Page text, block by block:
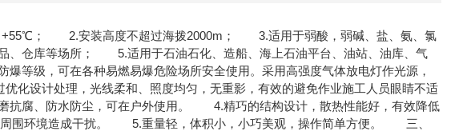
； 2.安装高度不超过海拨2000m； 3.适用于弱酸，弱碱、盐、氨、氯
仓库等场所； 5.适用于石油石化、造船、海上石油平台、油站、油库、气
可在各种易燃易爆危险场所安全使用。采用高强度气体放电灯作光源，
设计处理，光线柔和、照度均匀，无重影，有效的避免作业施工人员眼睛不适
腐、防水防尘，可在户外使用。 4.精巧的结构设计，散热性能好，有效降低
周围环境造成干扰。 5.重量轻，体积小，小巧美观，操作简单方便。 三、